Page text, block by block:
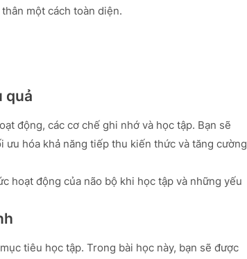
một cách toàn diện.
quả
động, các cơ chế ghi nhớ và học tập. Bạn sẽ
hóa khả năng tiếp thu kiến thức và tăng cường
hoạt động của não bộ khi học tập và những yếu
tiêu học tập. Trong bài học này, bạn sẽ được